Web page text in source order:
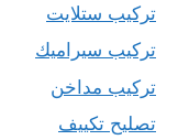
تركيب ستلايت
تركيب سيراميك
تركيب مداخن
تصليح تكييف